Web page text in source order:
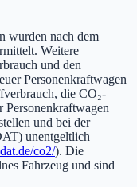
wurden nach dem
Weitere
und den
Personenkraftwagen
die CO₂-
Personenkraftwagen
und bei der
unentgeltlich
co2/). Die
Fahrzeug und sind